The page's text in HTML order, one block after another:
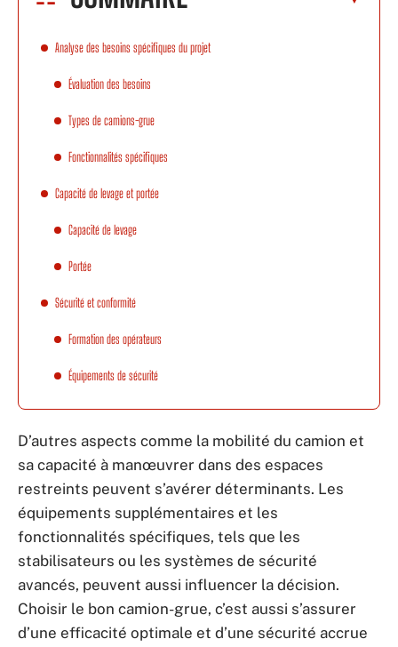
Analyse des besoins spécifiques du projet
Évaluation des besoins
Types de camions-grue
Fonctionnalités spécifiques
Capacité de levage et portée
Capacité de levage
Portée
Sécurité et conformité
Formation des opérateurs
Équipements de sécurité
D’autres aspects comme la mobilité du camion et
sa capacité à manœuvrer dans des espaces
restreints peuvent s’avérer déterminants. Les
équipements supplémentaires et les
fonctionnalités spécifiques, tels que les
stabilisateurs ou les systèmes de sécurité
avancés, peuvent aussi influencer la décision.
Choisir le bon camion-grue, c’est aussi s’assurer
d’une efficacité optimale et d’une sécurité accrue